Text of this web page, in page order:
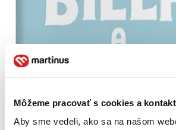
Môžeme pracovať s cookies a
Aby sme vedeli, ako sa na našom